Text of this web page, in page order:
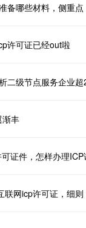
备哪些材料，侧重点
许可证已经out啦
二级节点服务企业
渐丰
证件，怎样办理ICP
联网icp许可证，细则